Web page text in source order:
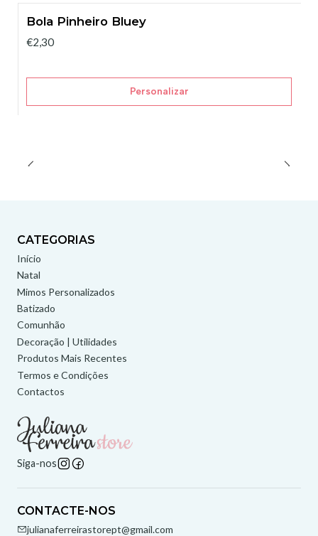
Bola Pinheiro Bluey
€2,30
Personalizar
CATEGORIAS
Início
Natal
Mimos Personalizados
Batizado
Comunhão
Decoração | Utilidades
Produtos Mais Recentes
Termos e Condições
Contactos
Siga-nos
CONTACTE-NOS
julianaferreirastorept@gmail.com